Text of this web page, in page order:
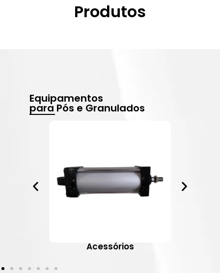
Produtos
Equipamentos
para Pós e Granulados
Acessórios